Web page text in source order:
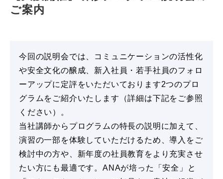
ご案内
今回の説明会では、コミュニケーションの活性化
や安全文化の醸成、新入社員・若手社員のフォロ
ーアップに定評をいただいております2つのプロ
グラムをご紹介いたします（詳細は下記をご参照
ください）。
当社講師からプログラムの特長の説明に加えて、
演習の一部を体験していただけるため、導入をご
検討中の方や、新年度の社員教育をより充実させ
たい方にも最適です。ANAが培った「安全」と